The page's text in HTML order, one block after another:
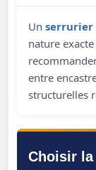
Un serrurier
nature
entre
structurelles
Choisir la